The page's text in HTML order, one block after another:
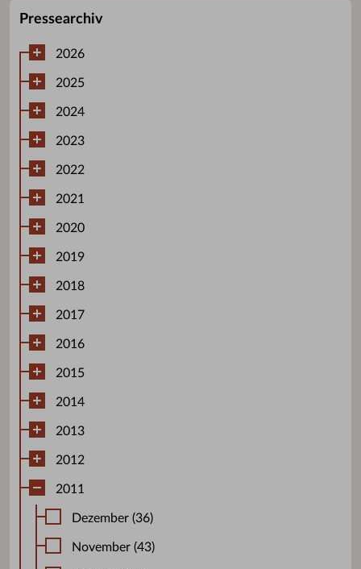
Pressearchiv
2026
2025
2024
2023
2022
2021
2020
2019
2018
2017
2016
2015
2014
2013
2012
2011
Dezember (36)
November (43)